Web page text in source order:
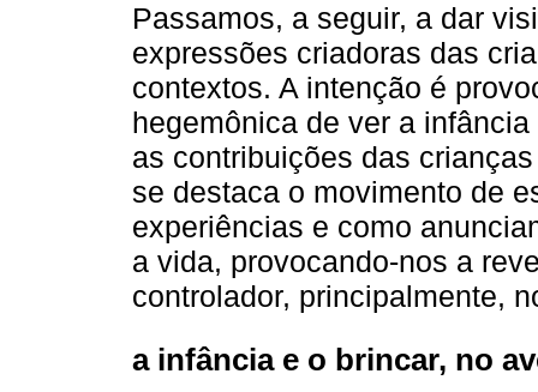
Passamos, a seguir, a dar
expressões criadoras das
contextos. A intenção é
hegemônica de ver a
as contribuições das
se destaca o movimento de
experiências e como
a vida, provocando-nos a
controlador, principalmente,
a infância e o brincar, no